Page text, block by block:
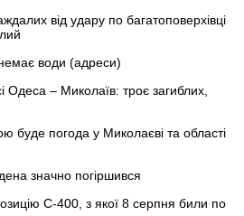
від удару по багатоповерхівці
води (адреси)
– Миколаїв: троє загиблих,
буде погода у Миколаєві та області
значно погіршився
С-400, з якої 8 серпня били по